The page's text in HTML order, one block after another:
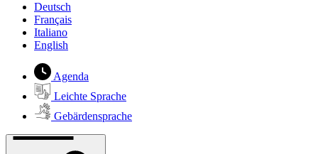
Deutsch
Français
Italiano
English
Agenda
Leichte Sprache
Gebärdensprache